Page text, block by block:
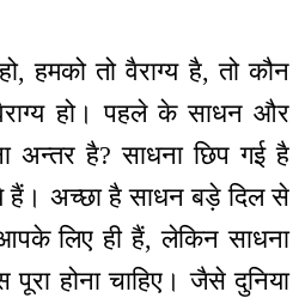
हमको तो वैराग्य है, तो कौन
हो। पहले के साधन और
अन्तर है? साधना छिप गई है
हैं। अच्छा है साधन बड़े दिल से
लिए ही हैं, लेकिन साधना
होना चाहिए। जैसे दुनिया